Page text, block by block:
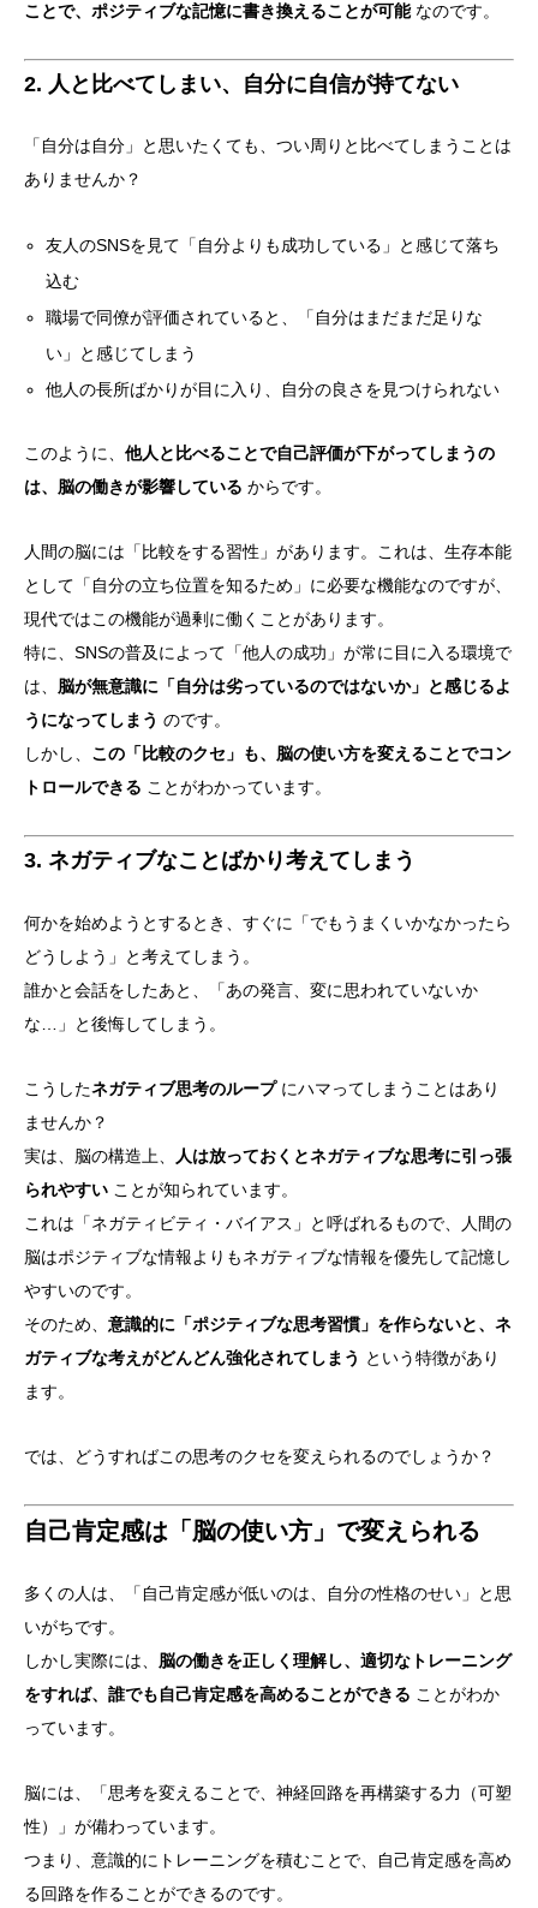
ことで、ポジティブな記憶に書き換えることが可能なのです。
2. 人と比べてしまい、自分に自信が持てない
「自分は自分」と思いたくても、つい周りと比べてしまうことは
ありませんか？
友人のSNSを見て「自分よりも成功している」と感じて落ち
込む
職場で同僚が評価されていると、「自分はまだまだ足りな
い」と感じてしまう
他人の長所ばかりが目に入り、自分の良さを見つけられない
このように、 他人と比べることで自己評価が下がってしまうの
は、脳の働きが影響している からです。
人間の脳には「比較をする習性」があります。これは、生存本能
として「自分の立ち位置を知るため」に必要な機能なのですが、
現代ではこの機能が過剰に働くことがあります。
特に、SNSの普及によって「他人の成功」が常に目に入る環境で
は、 脳が無意識に「自分は劣っているのではないか」と感じるよ
うになってしまう のです。
しかし、 この「比較のクセ」も、脳の使い方を変えることでコン
トロールできる ことがわかっています。
3. ネガティブなことばかり考えてしまう
何かを始めようとするとき、すぐに「でもうまくいかなかったら
どうしよう」と考えてしまう。
誰かと会話をしたあと、「あの発言、変に思われていないか
な…」と後悔してしまう。
こうしたネガティブ思考のループにハマってしまうことはあり
ませんか？
実は、脳の構造上、
人は放っておくとネガティブな思考に引っ張
られやすい ことが知られています。
これは「ネガティビティ・バイアス」と呼ばれるもので、人間の
脳はポジティブな情報よりもネガティブな情報を優先して記憶し
やすいのです。
そのため、 意識的に「ポジティブな思考習慣」を作らないと、ネ
ガティブな考えがどんどん強化されてしまう という特徴があり
ます。
では、どうすればこの思考のクセを変えられるのでしょうか？
自己肯定感は「脳の使い方」で変えられる
多くの人は、「自己肯定感が低いのは、自分の性格のせい」と思
いがちです。
しかし実際には、 脳の働きを正しく理解し、適切なトレーニング
をすれば、誰でも自己肯定感を高めることができる ことがわか
っています。
脳には、「思考を変えることで、神経回路を再構築する力（可塑
性）」が備わっています。
つまり、意識的にトレーニングを積むことで、自己肯定感を高め
る回路を作ることができるのです。